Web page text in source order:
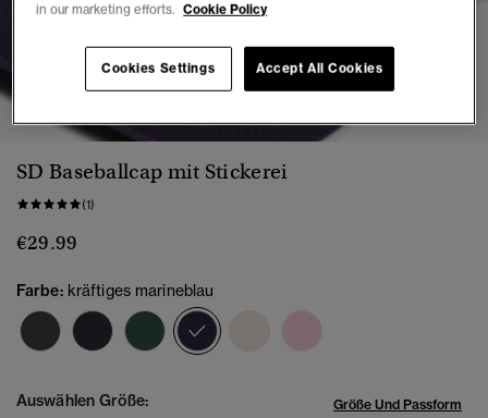
1 2 4 5
SD Baseballcap mit Stickerei
(1)
€29.99
Farbe: kräftiges marineblau
Ausgewählt
Auswählen Größe: Größe Und Passform
in our marketing efforts. Cookie Policy
Accept All Cookies
Cookies Settings